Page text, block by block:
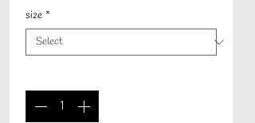
Grams
size *